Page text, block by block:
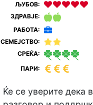
ЉУБОВ:
ЗДРАВЈЕ:
РАБОТА:
СЕМЕЈСТВО:
СРЕЌА:
ПАРИ:
Ќе се уверите дека